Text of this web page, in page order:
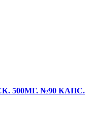
500МГ. №90 КАПС.